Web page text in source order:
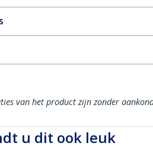
van het product zijn zonder
u dit ook leuk